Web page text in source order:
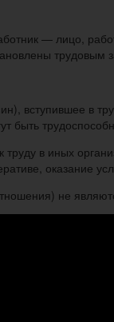
— лицо,
трудовым
вступившее в
быть
в иных
оказание
не